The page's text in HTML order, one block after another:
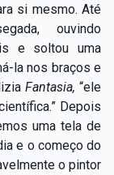
si mesmo. Até
ouvindo
e soltou uma
la nos braços e
Fantasia, “ele
Depois
uma tela de
e o começo do
o pintor